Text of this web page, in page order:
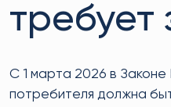
требует
С 1 марта 2026 в
потребителя должна